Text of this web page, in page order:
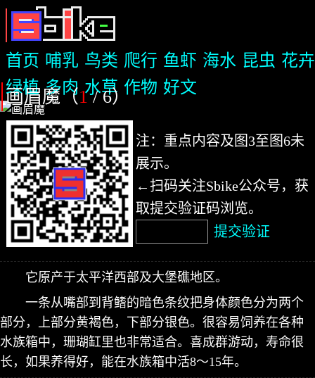
首页 哺乳 鸟类 爬行 鱼虾 海水 昆虫 花卉
绿植 多肉 水草 作物 好文
画眉魔（1/ 6）
注：重点内容及图3至图6未
展示。
←扫码关注Sbike公众号，获
取提交验证码浏览。
提交验证
它原产于太平洋西部及大堡礁地区。
一条从嘴部到背鳍的暗色条纹把身体颜色分为两个
部分，上部分黄褐色，下部分银色。很容易饲养在各种
水族箱中，珊瑚缸里也非常适合。喜成群游动，寿命很
长，如果养得好，能在水族箱中活8～15年。